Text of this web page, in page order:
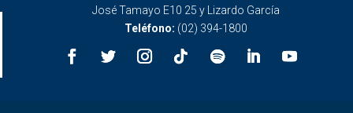
José Tamayo E10 25 y Lizardo García
Teléfono: (02) 394-1800